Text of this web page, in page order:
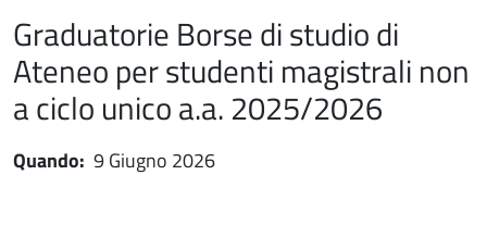
Graduatorie Borse di studio di
Ateneo per studenti magistrali non
a ciclo unico a.a. 2025/2026
Quando: 9 Giugno 2026